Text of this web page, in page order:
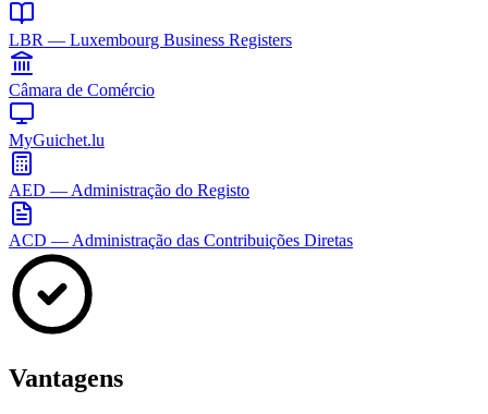
LBR — Luxembourg Business Registers
Câmara de Comércio
MyGuichet.lu
AED — Administração do Registo
ACD — Administração das Contribuições Diretas
Vantagens